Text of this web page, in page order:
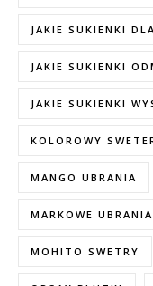
JAKIE SUKIENKI
JAKIE SUKIENKI
JAKIE SUKIENKI
KOLOROWY
MANGO UBRANIA
MARKOWE
MOHITO SWETRY